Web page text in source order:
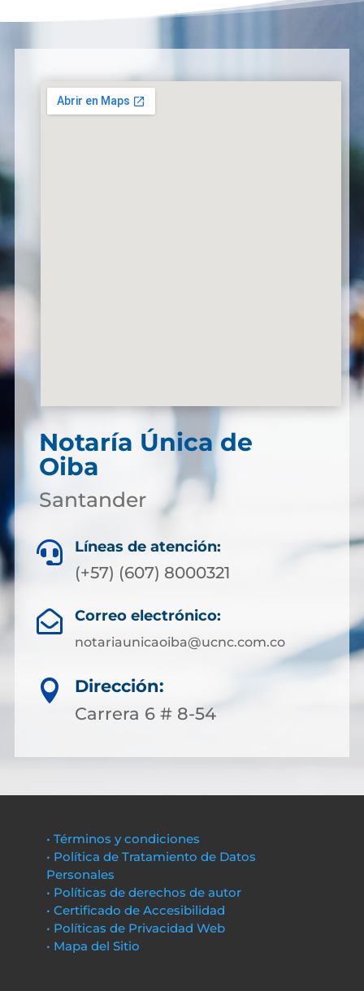
Notaría Única de
Oiba
Santander
 Líneas de atención:
(+57) (607) 8000321
 Correo electrónico:
notariaunicaoiba@ucnc.com.co

Dirección:
Carrera 6 # 8-54
• Términos y condiciones
• Política de Tratamiento de Datos
Personales
• Políticas de derechos de autor
• Certificado de Accesibilidad
• Políticas de Privacidad Web
• Mapa del Sitio